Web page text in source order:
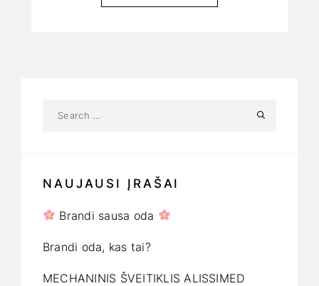
NAUJAUSI ĮRAŠAI
Brandi sausa oda
Brandi oda, kas tai?
MECHANINIS ŠVEITIKLIS ALISSIMED